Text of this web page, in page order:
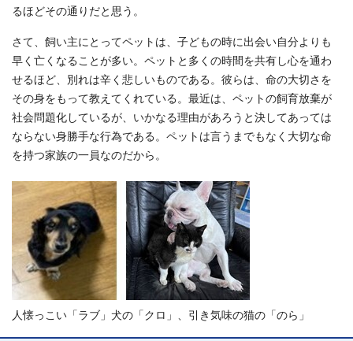
るほどその通りだと思う。
さて、飼い主にとってペットは、子どもの時に出会い自分よりも
早く亡くなることが多い。ペットと多くの時間を共有し心を通わ
せるほど、別れは辛く悲しいものである。彼らは、命の大切さを
その身をもって教えてくれている。最近は、ペットの飼育放棄が
社会問題化しているが、いかなる理由があろうと決してあっては
ならない身勝手な行為である。ペットは言うまでもなく大切な命
を持つ家族の一員なのだから。
人懐っこい「ラブ」犬の「クロ」、引き気味の猫の「のら」